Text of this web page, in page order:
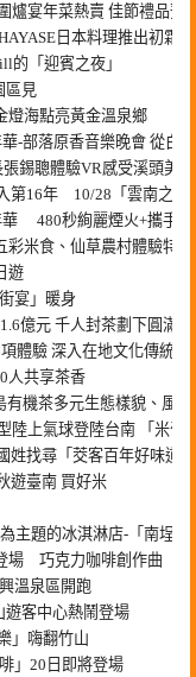
爐宴年菜熱賣 佳節禮品預
日本料理推出初霜
「迎賓之夜」
區見
燈海點亮黃金溫泉鄉
-部落原香音樂晚會 從白
錫聰體驗VR感受溪頭美景
第16年 10/28「雲南之夜
華 480秒絢麗煙火+攜手
米食、仙草農村體驗特
遊
宴」暖身
億元 千人封茶劃下圓滿
體驗 深入在地文化傳統
人共享茶香
機茶多元生態樣貌、風
陸上氣球登陸台南 「米
找尋「茭客百年好味道」
遊臺南 買好米
主題的冰淇淋店-「南埕衖
場 巧克力咖啡創作曲「
溫泉區開跑
遊客中心熱鬧登場
」嗨翻竹山
」20日即將登場